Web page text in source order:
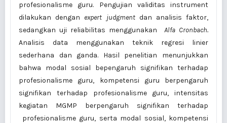
profesionalisme guru. Pengujian validitas instrument
dilakukan dengan expert judgmentdan analisis faktor,
sedangkan uji reliabilitas menggunakan Alfa Cronbach.
Analisis data menggunakan teknik regresi linier
sederhana dan ganda. Hasil penelitian menunjukkan
bahwa modal sosial bepengaruh signifikan terhadap
profesionalisme guru, kompetensi guru berpengaruh
signifikan terhadap profesionalisme guru, intensitas
kegiatan MGMP berpengaruh signifikan terhadap
profesionalisme guru, serta modal sosial, kompetensi